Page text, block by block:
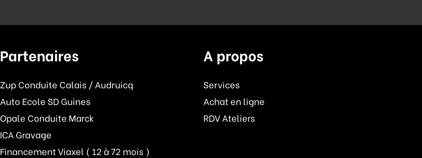
Partenaires
Zup Conduite Calais / Audruicq
Auto Ecole SD Guines
Opale Conduite Marck
ICA Gravage
Financement Viaxel ( 12 à 72 mois )
A propos
Services
Achat en ligne
RDV Ateliers